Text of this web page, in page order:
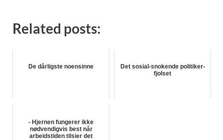
Related posts:
De dårligste noensinne
Det sosial-snokende politiker-
fjolset
- Hjernen fungerer ikke
nødvendigvis best når
arbeidstiden tilsier det